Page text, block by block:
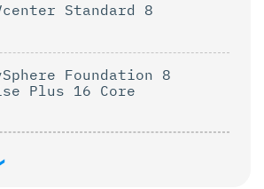
Standard 8
Foundation 8
Plus 16 Core